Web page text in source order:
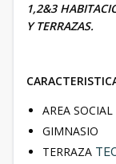
1,2&3
Y TERRAZAS.
AREA SOCIAL
GIMNASIO
TERRAZA